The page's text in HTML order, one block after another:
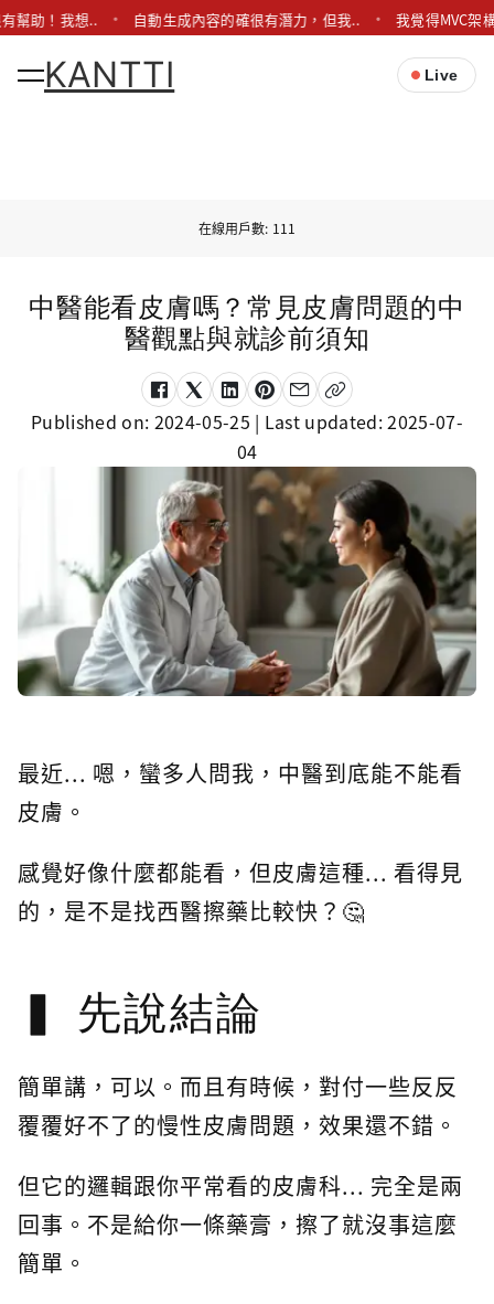
幫助！我想.. 自動生成內容的確很有潛力，但我.. 我覺得MVC架
KANTTI Live
在線用戶數: 111
中醫能看皮膚嗎？常見皮膚問題的中
醫觀點與就診前須知
Published on: 2024-05-25 | Last updated:2025-07-
04
最近... 嗯，蠻多人問我，中醫到底能不能看
皮膚。
感覺好像什麼都能看，但皮膚這種... 看得見
的，是不是找西醫擦藥比較快？🤔
先說結論
簡單講，可以。而且有時候，對付一些反反
覆覆好不了的慢性皮膚問題，效果還不錯。
但它的邏輯跟你平常看的皮膚科... 完全是兩
回事。不是給你一條藥膏，擦了就沒事這麼
簡單。